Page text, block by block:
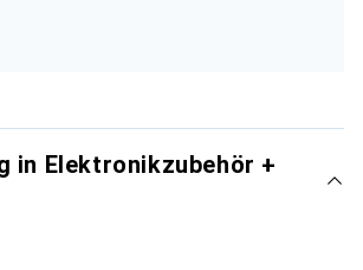
in Elektronikzubehör +